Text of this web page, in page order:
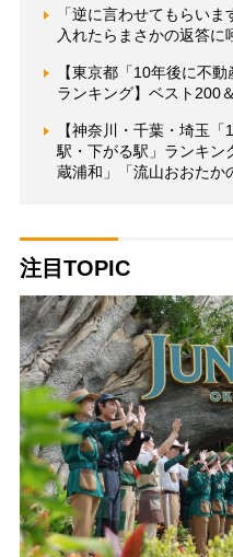
「逆に言わせてもらい
入れたらまさかの返答に
【東京都「10年後に不
ランキング】ベスト200
【神奈川・千葉・埼玉
駅・下がる駅」ランキン
蔵浦和」「流山おおたか
注目TOPIC